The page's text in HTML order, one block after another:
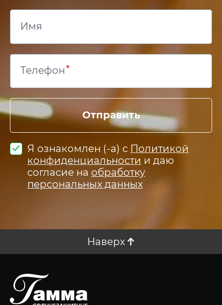
Имя
Телефон
Отправить
Я ознакомлен (-а) с Политикой
конфиденциальности и даю
согласие на обработку
персональных данных
Наверх